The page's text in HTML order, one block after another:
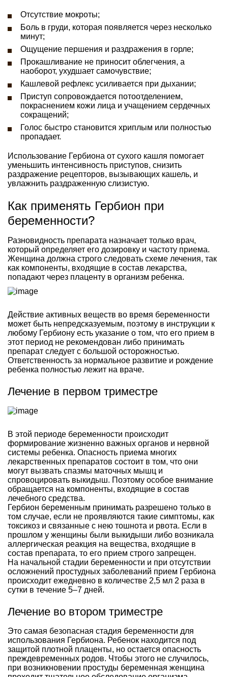
Отсутствие мокроты;
Боль в груди, которая появляется через несколько
минут;
Ощущение першения и раздражения в горле;
Прокашливание не приносит облегчения, а
наоборот, ухудшает самочувствие;
Кашлевой рефлекс усиливается при дыхании;
Приступ сопровождается потоотделением,
покраснением кожи лица и учащением сердечных
сокращений;
Голос быстро становится хриплым или полностью
пропадает.
Использование Гербиона от сухого кашля помогает
уменьшить интенсивность приступов, снизить
раздражение рецепторов, вызывающих кашель, и
увлажнить раздраженную слизистую.
Как применять Гербион при
беременности?
Разновидность препарата назначает только врач,
который определяет его дозировку и частоту приема.
Женщина должна строго следовать схеме лечения, так
как компоненты, входящие в состав лекарства,
попадают через плаценту в организм ребенка.
Действие активных веществ во время беременности
может быть непредсказуемым, поэтому в инструкции к
любому Гербиону есть указание о том, что его прием в
этот период не рекомендован либо принимать
препарат следует с большой осторожностью.
Ответственность за нормальное развитие и рождение
ребенка полностью лежит на враче.
Лечение в первом триместре
В этой периоде беременности происходит
формирование жизненно важных органов и нервной
системы ребенка. Опасность приема многих
лекарственных препаратов состоит в том, что они
могут вызвать спазмы маточных мышц и
спровоцировать выкидыш. Поэтому особое внимание
обращается на компоненты, входящие в состав
лечебного средства.
Гербион беременным принимать разрешено только в
том случае, если не проявляются такие симптомы, как
токсикоз и связанные с нею тошнота и рвота. Если в
прошлом у женщины были выкидыши либо возникала
аллергическая реакция на вещества, входящие в
состав препарата, то его прием строго запрещен.
На начальной стадии беременности и при отсутствии
осложнений простудных заболеваний прием Гербиона
происходит ежедневно в количестве 2,5 мл 2 раза в
сутки в течение 5–7 дней.
Лечение во втором триместре
Это самая безопасная стадия беременности для
использования Гербиона. Ребенок находится под
защитой плотной плаценты, но остается опасность
преждевременных родов. Чтобы этого не случилось,
при возникновении простуды беременная женщина